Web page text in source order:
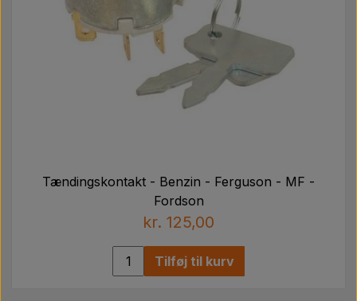
Tændingskontakt - Benzin - Ferguson - MF -
Fordson
kr. 125,00
Tilføj til kurv